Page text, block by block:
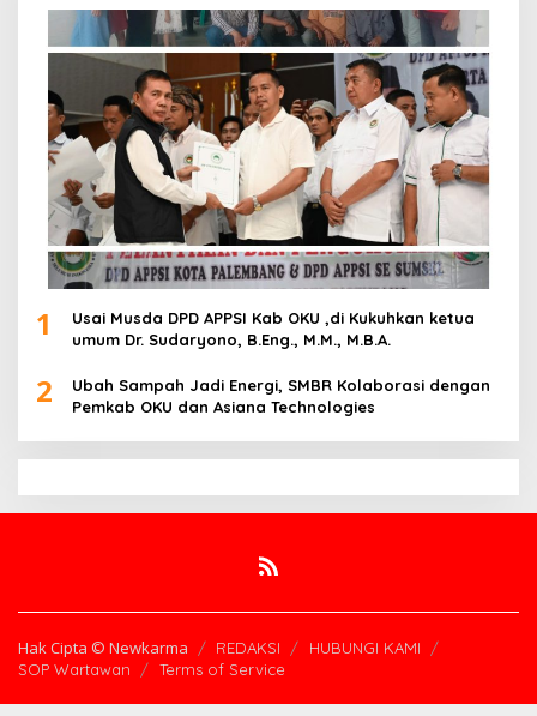
1
Usai Musda DPD APPSI Kab OKU ,di Kukuhkan ketua
umum Dr. Sudaryono, B.Eng., M.M., M.B.A.
2
Ubah Sampah Jadi Energi, SMBR Kolaborasi dengan
Pemkab OKU dan Asiana Technologies
Hak Cipta © Newkarma REDAKSI
HUBUNGI KAMI
SOP Wartawan
Terms of Service